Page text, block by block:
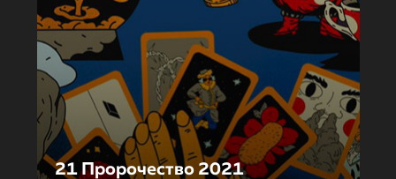
21 Пророчество 2021